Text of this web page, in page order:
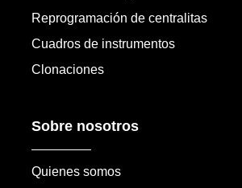
Reprogramación de centralitas
Cuadros de instrumentos
Clonaciones
Sobre nosotros
Quienes somos